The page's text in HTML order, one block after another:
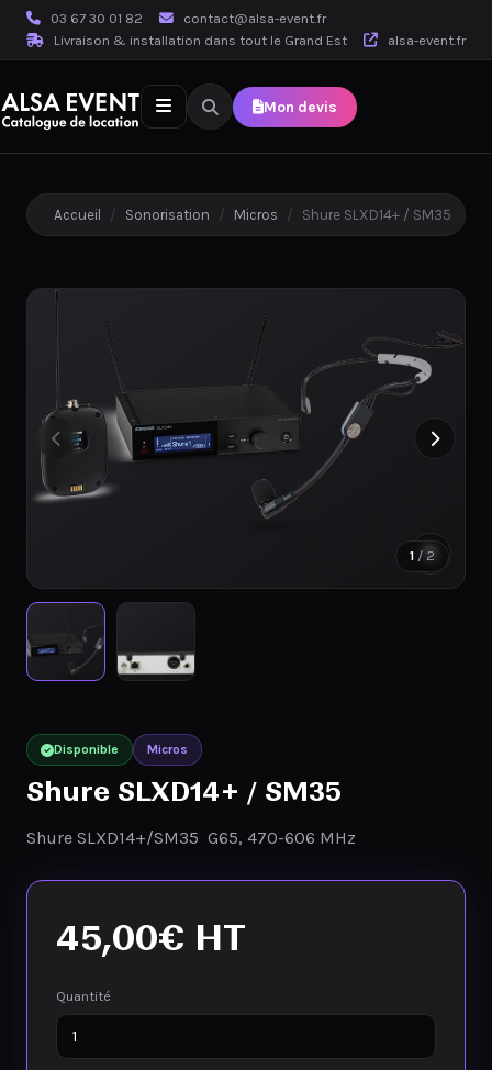
03 67 30 01 82
contact@alsa-event.fr
Livraison & installation dans tout le Grand Est
alsa-event.fr
Mon devis
Accueil / Sonorisation / Micros / Shure SLXD14+ / SM35
1 / 2
Disponible Micros
Shure SLXD14+ / SM35
Shure SLXD14+/SM35 G65, 470-606 MHz
45,00€ HT
Quantité